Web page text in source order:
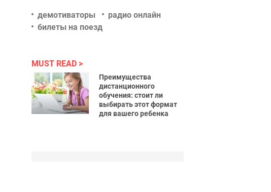
демотиваторы
радио онлайн
билеты на поезд
MUST READ
Преимущества
дистанционного
обучения: стоит ли
выбирать этот формат
для вашего ребенка